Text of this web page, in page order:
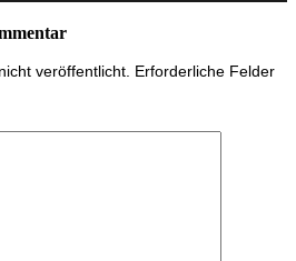
veröffentlicht. Erforderliche Felder